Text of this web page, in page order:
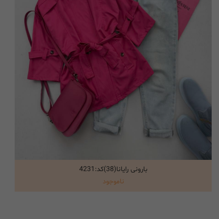
انتخاب گزینه ها
بارونی رایانا(38)کد:4231
ناموجود